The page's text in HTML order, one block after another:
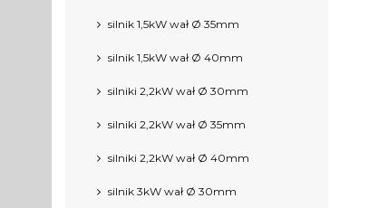
silnik 1,5kW wał Ø 35mm
silnik 1,5kW wał Ø 40mm
silniki 2,2kW wał Ø 30mm
silniki 2,2kW wał Ø 35mm
silniki 2,2kW wał Ø 40mm
silnik 3kW wał Ø 30mm